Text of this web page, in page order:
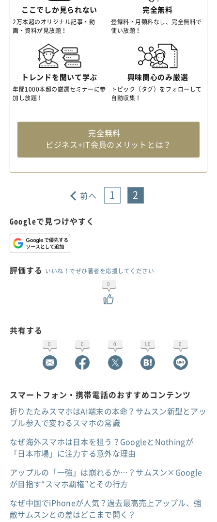
ここでしか見られない
2万本超のオリジナル記事・動
画・資料が見放題！
完全無料
登録料・月額料なし、完全無料で
使い放題！
トレンドを聞いて学ぶ
年間1000本超の厳選セミナーに参
加し放題！
興味関心のみ厳選
トピック（タグ）をフォローして
自動収集！
完全無料
ビジネス+IT会員のメリットとは？
前へ 1 2
Googleで見つけやすく
評価する いいね！でぜひ著者を応援してください
0
共有する
0 0 0 10 0
スマートフォン・携帯電話のおすすめコンテンツ
折りたたみスマホはAI端末の本命？サムスン新型とアッ
プル参入で変わるスマホの常識
なぜ海外スマホは日本を狙う？GoogleとNothingが
「日本市場」に注力する意外な理由
アップルの「一強」は崩れるか…？サムスン×Google
が目指す“スマホ覇権”とその行方
なぜ中国でiPhoneが人気？過去最高売上アップル、強
敵サムスンとの差はどこまで開く？